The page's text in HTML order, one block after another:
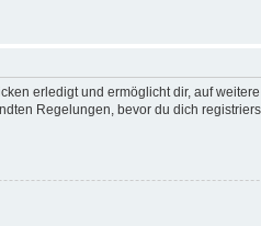
erledigt und ermöglicht dir, auf
Regelungen, bevor du dich